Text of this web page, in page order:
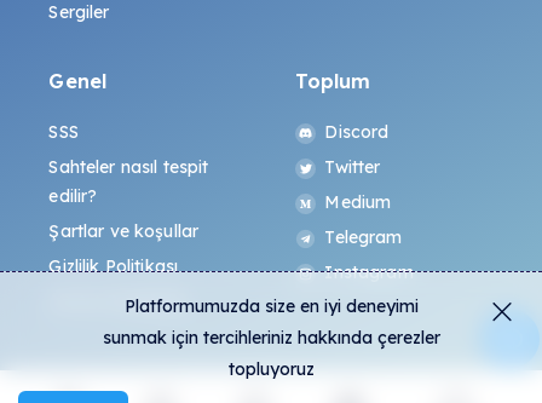
Sergiler
Genel
SSS
Sahteler nasıl tespit
edilir?
Şartlar ve koşullar
Gizlilik Politikası
All-Art Protokolü
Toplum
Discord
Twitter
Medium
Telegram
Instagram
Platformumuzda size en iyi deneyimi
sunmak için tercihleriniz hakkında çerezler
topluyoruz